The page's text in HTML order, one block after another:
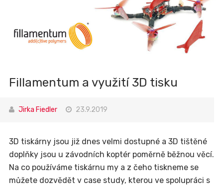
Fillamentum a využití 3D tisku
Jirka Fiedler 23.9.2019
3D tiskárny jsou již dnes velmi dostupné a 3D tištěné
doplňky jsou u závodních koptér poměrně běžnou věcí.
Na co používáme tiskárnu my a z čeho tiskneme se
můžete dozvědět v case study, kterou ve spolupráci s